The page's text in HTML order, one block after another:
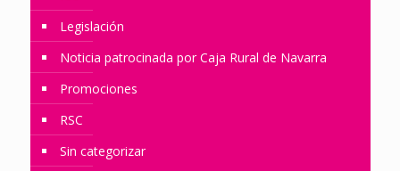
Legislación
Noticia patrocinada por Caja Rural de Navarra
Promociones
RSC
Sin categorizar